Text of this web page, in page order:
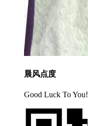
晨风点度
Good Luck To You!